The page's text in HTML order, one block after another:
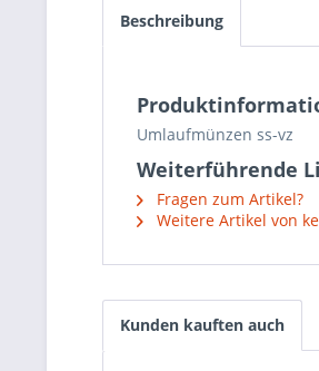
Beschreibung
Umlaufmünzen ss-vz
Weiterführende
Fragen zum Artikel?
Weitere Artikel von
Kunden kauften auch